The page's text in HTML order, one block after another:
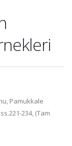
Pamukkale
234, (Tam